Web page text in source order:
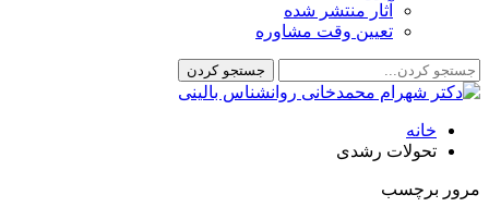
آثار منتشر شده
تعیین وقت مشاوره
خانه
تحولات رشدی
مرور برچسب